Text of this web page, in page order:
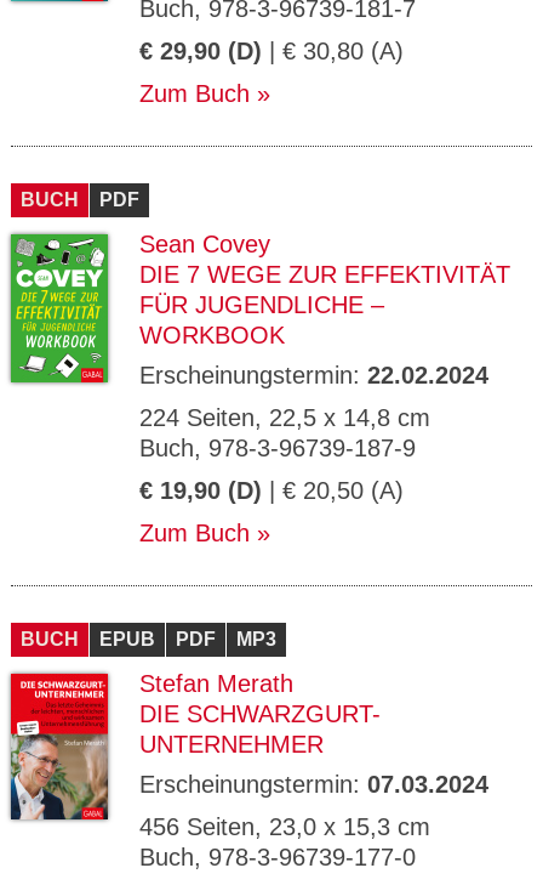
Buch, 978-3-96739-181-7
€ 29,90 (D) | € 30,80 (A)
Zum Buch
BUCH PDF
Sean Covey
DIE 7 WEGE ZUR EFFEKTIVITÄT
FÜR JUGENDLICHE –
WORKBOOK
Erscheinungstermin: 22.02.2024
224 Seiten, 22,5 x 14,8 cm
Buch, 978-3-96739-187-9
€ 19,90 (D) | € 20,50 (A)
Zum Buch
BUCH EPUB PDF MP3
Stefan Merath
DIE SCHWARZGURT-
UNTERNEHMER
Erscheinungstermin: 07.03.2024
456 Seiten, 23,0 x 15,3 cm
Buch, 978-3-96739-177-0